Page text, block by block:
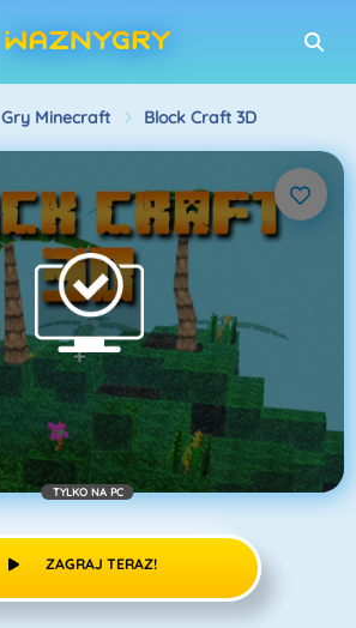
Gry Minecraft Block Craft 3D
TYLKO NA PC
ZAGRAJ TERAZ!